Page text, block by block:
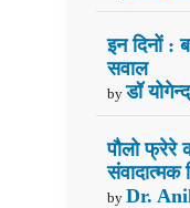
इन दिनों :
सवाल
by डॉ
पौलो फ्रेरे
संवादात्मक
by Dr.